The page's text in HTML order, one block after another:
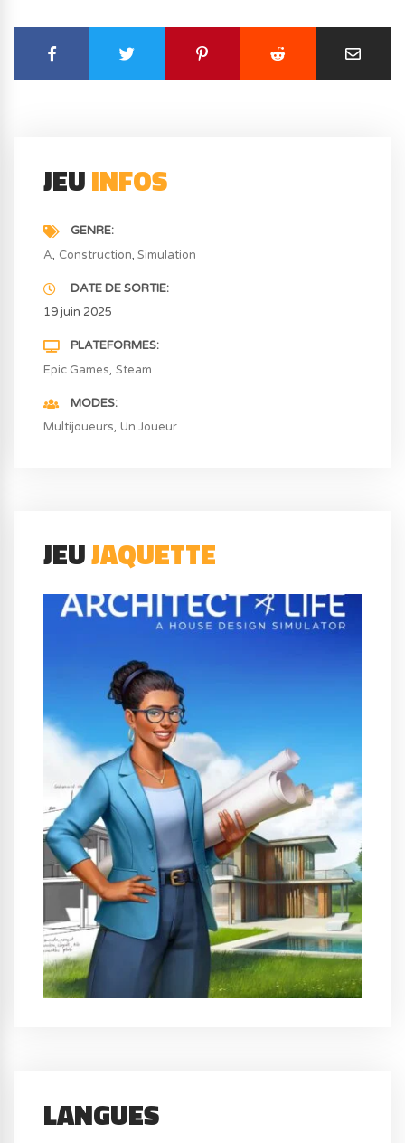
JEUINFOS
GENRE
A Construction Simulation
DATE DE SORTIE
19 juin 2025
PLATEFORMES
Epic Games Steam
MODES
Multijoueurs Un Joueur
JEUJAQUETTE
LANGUES